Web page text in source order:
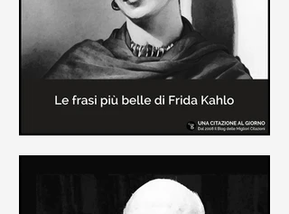
messaggio più significativo: le cose
più importanti della vita (...)
In questa pagina sono raccolte le